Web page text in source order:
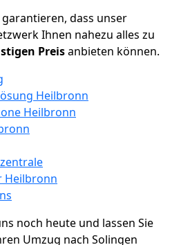
dass unser
Ihnen nahezu alles zu
Preisanbieten können.
Heilbronn
Heilbronn
Heilbronn
noch heute und lassen Sie
Umzug nach Solingen